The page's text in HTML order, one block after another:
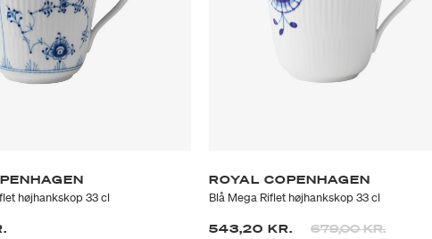
højhankskop 33 cl
ROYAL COPENHAGEN
Blå Mega Riflet højhankskop 33 cl
543,20 KR. Prisen er nedsat fra
679,00 KR.til